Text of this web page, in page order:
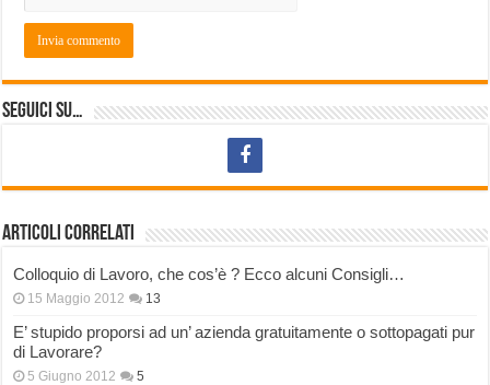
Seguici su…
Articoli correlati
Colloquio di Lavoro, che cos’è ? Ecco alcuni Consigli…
15 Maggio 2012 13
E’ stupido proporsi ad un’ azienda gratuitamente o sottopagati pur
di Lavorare?
5 Giugno 2012 5